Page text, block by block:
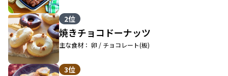
2位
焼きチョコドーナッツ
主な食材： 卵 / チョコレート(板)
3位